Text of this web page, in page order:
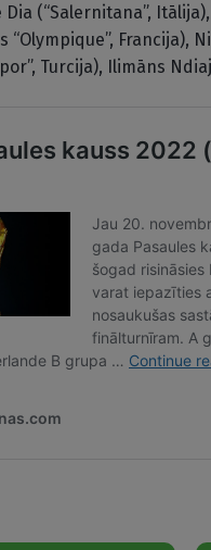
Dia (“Salernitana”,
“Olympique”, Francija),
Turcija), Ilimāns